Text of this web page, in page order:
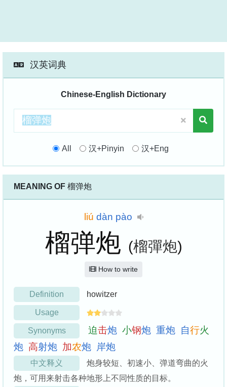
汉英词典
Chinese-English Dictionary
All 汉+Pinyin 汉+Eng
MEANING OF 榴弹炮
liú dàn pào
榴弹炮 (榴彈炮)
How to write
Definition howitzer
Usage
Synonyms 迫击炮 小钢炮 重炮 自行火
炮 高射炮 加农炮 岸炮
中文释义
炮身较短、初速小、弹道弯曲的火
炮，可用来射击各种地形上不同性质的目标。